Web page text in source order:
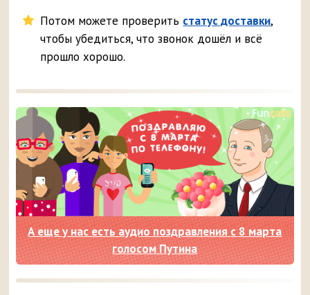
Потом можете проверить статус доставки,
чтобы убедиться, что звонок дошёл и всё
прошло хорошо.
А еще у нас есть аудио поздравления с 8 марта
голосом Путина